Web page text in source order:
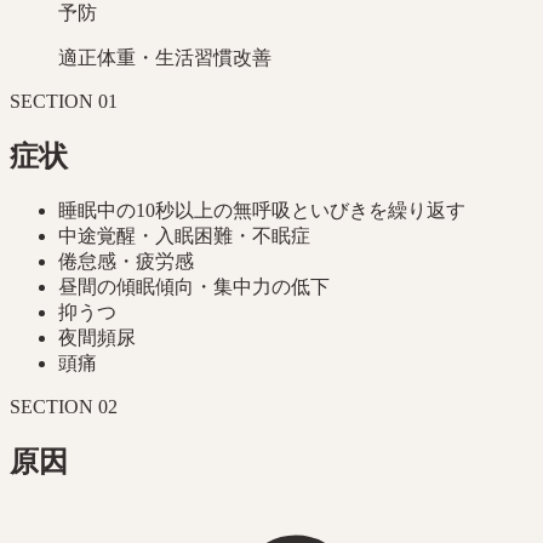
予防
適正体重・生活習慣改善
SECTION 01
症状
睡眠中の10秒以上の無呼吸といびきを繰り返す
中途覚醒・入眠困難・不眠症
倦怠感・疲労感
昼間の傾眠傾向・集中力の低下
抑うつ
夜間頻尿
頭痛
SECTION 02
原因